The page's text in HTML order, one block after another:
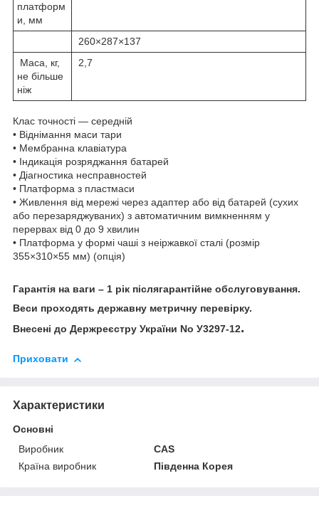
платформ
и, мм
260×287×137
Маса, кг,
не більше
ніж
2,7
Клас точності — середній
• Віднімання маси тари
• Мембранна клавіатура
• Індикація розряджання батарей
• Діагностика несправностей
• Платформа з пластмаси
• Живлення від мережі через адаптер або від батарей (сухих
або перезаряджуваних) з автоматичним вимкненням у
перервах від 0 до 9 хвилин
• Платформа у формі чаші з неіржавкої сталі (розмір
355×310×55 мм) (опція)
Гарантія на ваги – 1 рік післягарантійне обслуговування.
Веси проходять державну метричну перевірку.
Внесені до Держреєстру України No У3297-12.
Приховати
Характеристики
Основні
Виробник
CAS
Країна виробник
Південна Корея